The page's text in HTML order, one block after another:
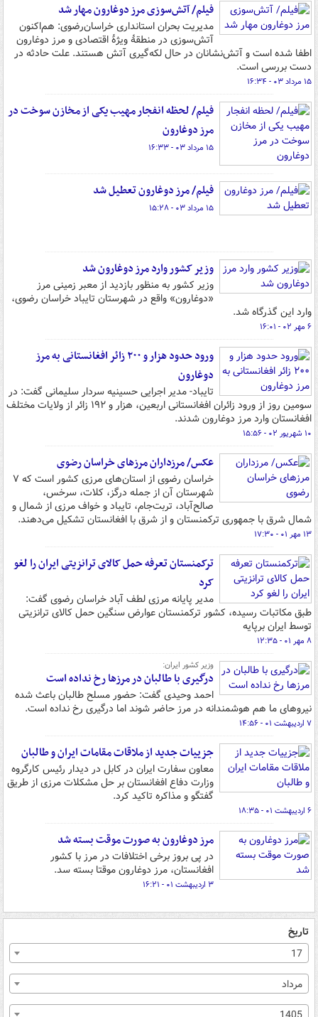
فیلم/ آتش‌سوزی مرز دوغارون مهار شد
مدیریت بحران استانداری خراسان‌رضوی: هم‌اکنون
آتش‌سوزی در منطقۀ ویژۀ اقتصادی و مرز دوغارون
اطفا شده است و آتش‌نشانان در حال لکه‌گیری آتش هستند. علت حادثه در
دست بررسی است.
۱۵ مرداد ۰۳ - ۱۶:۳۴
فیلم/ لحظه انفجار مهیب یکی از مخازن سوخت در
مرز دوغارون
۱۵ مرداد ۰۳ - ۱۶:۳۳
فیلم/ مرز دوغارون تعطیل شد
۱۵ مرداد ۰۳ - ۱۵:۲۸
وزیر کشور وارد مرز دوغارون شد
وزیر کشور به منظور بازدید از معبر زمینی مرز
«دوغارون» واقع در شهرستان تایباد خراسان رضوی،
وارد این گذرگاه شد.
۶ مهر ۰۲ - ۱۶:۰۱
ورود حدود هزار و ۲۰۰ زائر افغانستانی به مرز
دوغارون
تایباد- مدیر اجرایی حسینیه سردار سلیمانی گفت: در
سومین روز از ورود زائران افغانستانی اربعین، هزار و ۱۹۲ زائر از ولایات مختلف
افغانستان وارد مرز دوغارون شدند.
۱۰ شهریور ۰۲ - ۱۵:۵۶
عکس/ مرزداران مرزهای خراسان رضوی
خراسان رضوی از استان‌های مرزی کشور است که ۷
شهرستان آن از جمله درگز، کلات، سرخس،
صالح‌آباد، تربت‌جام، تایباد و خواف مرزی از شمال و
شمال‌ شرق با جمهوری ترکمنستان و از شرق با افغانستان تشکیل می‌دهند.
۱۳ مهر ۰۱ - ۱۷:۳۰
ترکمنستان تعرفه حمل کالای ترانزیتی ایران را لغو
کرد
مدیر پایانه مرزی لطف آباد خراسان رضوی گفت:
طبق مکاتبات رسیده، کشور ترکمنستان عوارض سنگین حمل کالای ترانزیتی
توسط ایران برپایه
۸ مهر ۰۱ - ۱۲:۳۵
وزیر کشور ایران:
درگیری با طالبان در مرزها رخ نداده است
احمد وحیدی گفت: حضور مسلح طالبان باعث شده
نیروهای ما هم هوشمندانه در مرز حاضر شوند اما درگیری رخ نداده است.
۷ اردیبهشت ۰۱ - ۱۴:۵۶
جزییات جدید از ملاقات مقامات ایران و طالبان
معاون سفارت ایران در کابل در دیدار رئیس کارگروه
وزارت دفاع افغانستان بر حل مشکلات مرزی از طریق
گفتگو و مذاکره تاکید کرد.
۶ اردیبهشت ۰۱ - ۱۸:۳۵
مرز دوغارون به صورت موقت بسته شد
در پی بروز برخی اختلافات در مرز با کشور
افغانستان، مرز دوغارون موقتا بسته سد.
۳ اردیبهشت ۰۱ - ۱۶:۲۱
تاریخ
17
مرداد